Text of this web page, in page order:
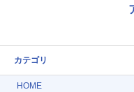
カテゴリ
HOME